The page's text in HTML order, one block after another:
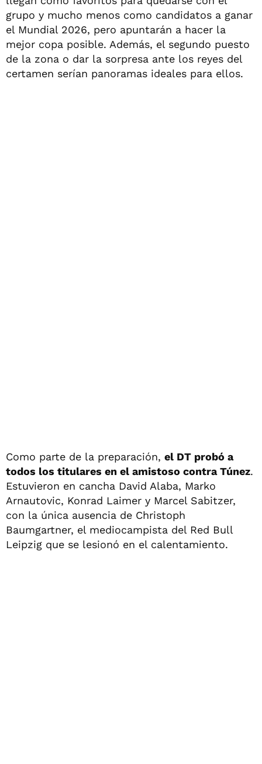
grupo y mucho menos como candidatos a ganar
el Mundial 2026, pero apuntarán a hacer la
mejor copa posible. Además, el segundo puesto
de la zona o dar la sorpresa ante los reyes del
certamen serían panoramas ideales para ellos.
Como parte de la preparación, el DT probó a
todos los titulares en el amistoso contra Túnez.
Estuvieron en cancha David Alaba, Marko
Arnautovic, Konrad Laimer y Marcel Sabitzer,
con la única ausencia de Christoph
Baumgartner, el mediocampista del Red Bull
Leipzig que se lesionó en el calentamiento.